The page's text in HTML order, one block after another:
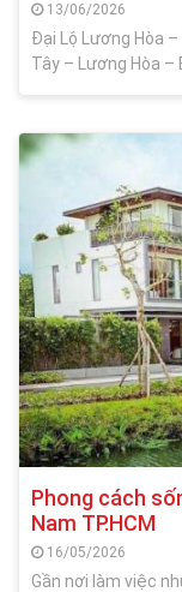
13/06/2026
Đại Lộ Lương Hòa
Tây – Lương Hòa
Đông đến TP HCM
thành phần quan
km, lộ giới 60 m từ
Chánh do hai
làm chủ đầu tư.
Phong cách
Nam TP.HCM
16/05/2026
Gần nơi làm việc